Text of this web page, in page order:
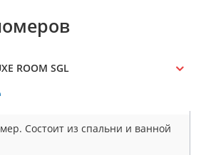
ROOM SGL
Состоит из спальни и ванной